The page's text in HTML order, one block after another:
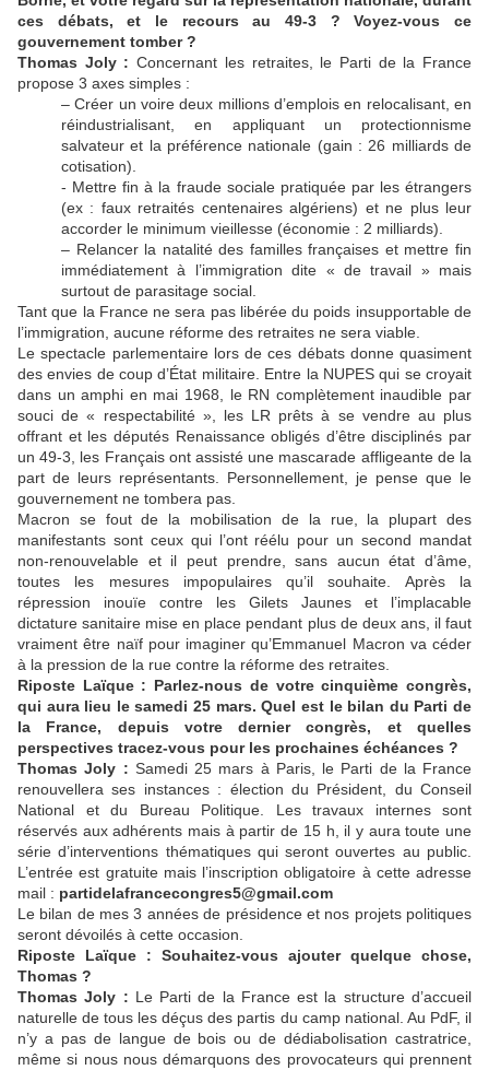
ces débats, et le recours au 49-3 ? Voyez-vous ce
gouvernement tomber ?
Thomas Joly : Concernant les retraites, le Parti de la France
propose 3 axes simples :
– Créer un voire deux millions d’emplois en relocalisant, en
réindustrialisant, en appliquant un protectionnisme
salvateur et la préférence nationale (gain : 26 milliards de
cotisation).
- Mettre fin à la fraude sociale pratiquée par les étrangers
(ex : faux retraités centenaires algériens) et ne plus leur
accorder le minimum vieillesse (économie : 2 milliards).
– Relancer la natalité des familles françaises et mettre fin
immédiatement à l’immigration dite « de travail » mais
surtout de parasitage social.
Tant que la France ne sera pas libérée du poids insupportable de
l’immigration, aucune réforme des retraites ne sera viable.
Le spectacle parlementaire lors de ces débats donne quasiment
des envies de coup d’État militaire. Entre la NUPES qui se croyait
dans un amphi en mai 1968, le RN complètement inaudible par
souci de « respectabilité », les LR prêts à se vendre au plus
offrant et les députés Renaissance obligés d’être disciplinés par
un 49-3, les Français ont assisté une mascarade affligeante de la
part de leurs représentants. Personnellement, je pense que le
gouvernement ne tombera pas.
Macron se fout de la mobilisation de la rue, la plupart des
manifestants sont ceux qui l’ont réélu pour un second mandat
non-renouvelable et il peut prendre, sans aucun état d’âme,
toutes les mesures impopulaires qu’il souhaite. Après la
répression inouïe contre les Gilets Jaunes et l’implacable
dictature sanitaire mise en place pendant plus de deux ans, il faut
vraiment être naïf pour imaginer qu’Emmanuel Macron va céder
à la pression de la rue contre la réforme des retraites.
Riposte Laïque : Parlez-nous de votre cinquième congrès,
qui aura lieu le samedi 25 mars. Quel est le bilan du Parti de
la France, depuis votre dernier congrès, et quelles
perspectives tracez-vous pour les prochaines échéances ?
Thomas Joly : Samedi 25 mars à Paris, le Parti de la France
renouvellera ses instances : élection du Président, du Conseil
National et du Bureau Politique. Les travaux internes sont
réservés aux adhérents mais à partir de 15 h, il y aura toute une
série d’interventions thématiques qui seront ouvertes au public.
L’entrée est gratuite mais l’inscription obligatoire à cette adresse
mail : partidelafrancecongres5@gmail.com
Le bilan de mes 3 années de présidence et nos projets politiques
seront dévoilés à cette occasion.
Riposte Laïque : Souhaitez-vous ajouter quelque chose,
Thomas ?
Thomas Joly : Le Parti de la France est la structure d’accueil
naturelle de tous les déçus des partis du camp national. Au PdF, il
n’y a pas de langue de bois ou de dédiabolisation castratrice,
même si nous nous démarquons des provocateurs qui prennent